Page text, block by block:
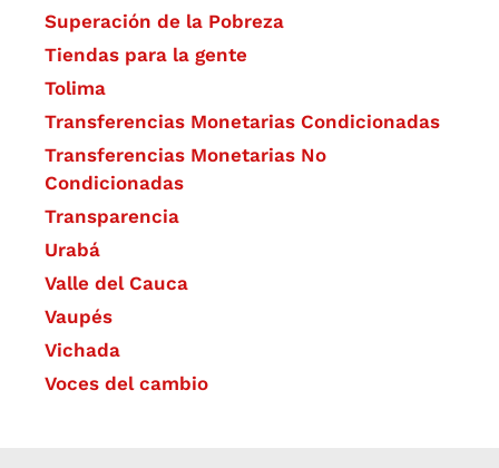
Superación de la Pobreza
Tiendas para la gente
Tolima
Transferencias Monetarias Condicionadas
Transferencias Monetarias No
Condicionadas
Transparencia
Urabá
Valle del Cauca
Vaupés
Vichada
Voces del cambio